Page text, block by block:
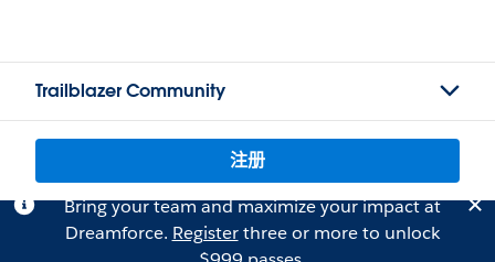
Trailblazer Community
注册
Bring your team and maximize your impact at
Dreamforce. Registerthree or more to unlock